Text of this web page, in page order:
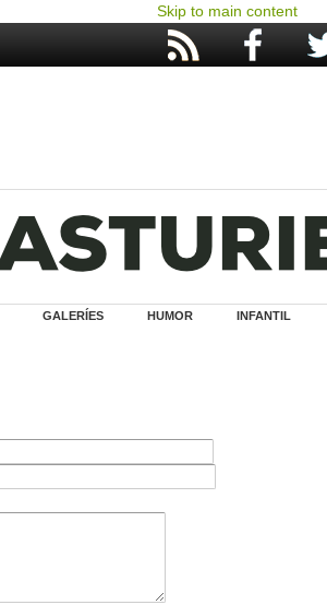
Skip to main content
GALERÍES HUMOR INFANTIL